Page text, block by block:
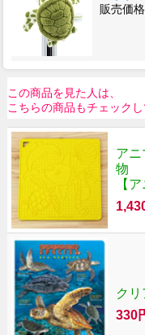
販売価格
この商品を見た人は、
こちらの商品もチェックし
アニ
物
【
ク
330